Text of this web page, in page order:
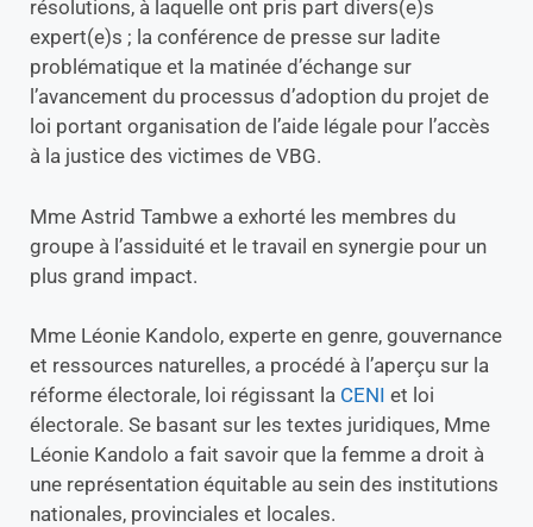
résolutions, à laquelle ont pris part divers(e)s
expert(e)s ; la conférence de presse sur ladite
problématique et la matinée d’échange sur
l’avancement du processus d’adoption du projet de
loi portant organisation de l’aide légale pour l’accès
à la justice des victimes de VBG.
Mme Astrid Tambwe a exhorté les membres du
groupe à l’assiduité et le travail en synergie pour un
plus grand impact.
Mme Léonie Kandolo, experte en genre, gouvernance
et ressources naturelles, a procédé à l’aperçu sur la
réforme électorale, loi régissant la CENI et loi
électorale. Se basant sur les textes juridiques, Mme
Léonie Kandolo a fait savoir que la femme a droit à
une représentation équitable au sein des institutions
nationales, provinciales et locales.